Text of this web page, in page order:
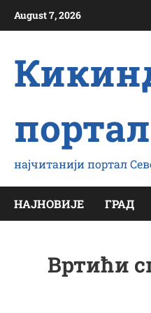
August 7, 2026
портал
најчитанији портал
НАЈНОВИЈЕ ГРАД
Вртићи